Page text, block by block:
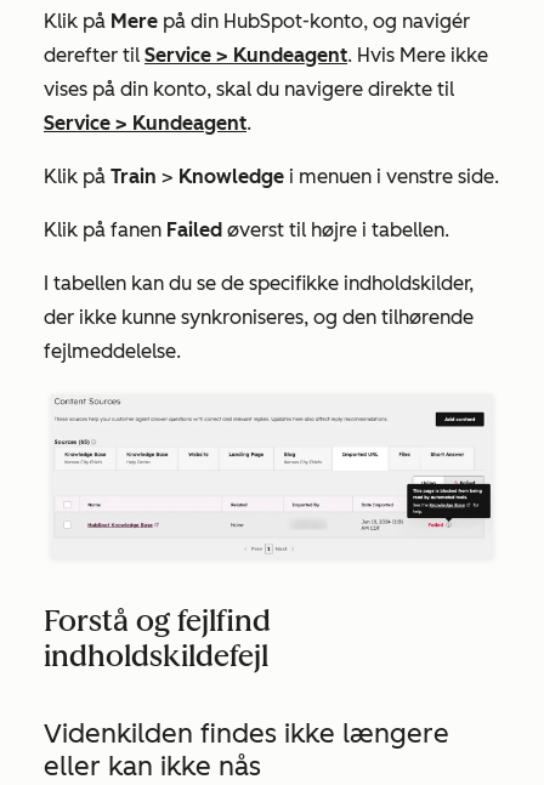
Klik på Mere på din HubSpot-konto, og navigér
derefter til Service > Kundeagent. Hvis Mere ikke
vises på din konto, skal du navigere direkte til
Service > Kundeagent.
Klik på Train > Knowledge i menuen i venstre side.
Klik på fanen Failed øverst til højre i tabellen.
I tabellen kan du se de specifikke indholdskilder,
der ikke kunne synkroniseres, og den tilhørende
fejlmeddelelse.
Forstå og fejlfind
indholdskildefejl
Videnkilden findes ikke længere
eller kan ikke nås